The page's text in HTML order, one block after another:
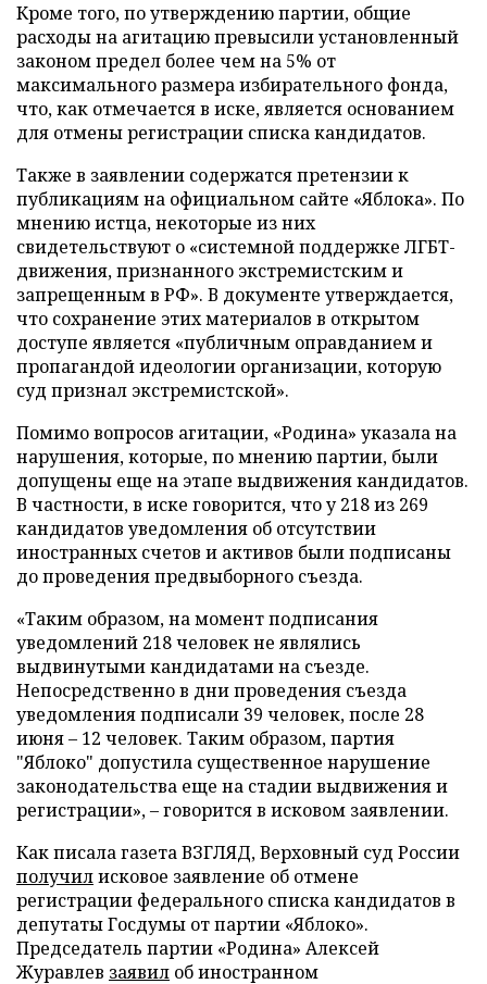
Кроме того, по утверждению партии, общие
расходы на агитацию превысили установленный
законом предел более чем на 5% от
максимального размера избирательного фонда,
что, как отмечается в иске, является основанием
для отмены регистрации списка кандидатов.
Также в заявлении содержатся претензии к
публикациям на официальном сайте «Яблока». По
мнению истца, некоторые из них
свидетельствуют о «системной поддержке ЛГБТ-
движения, признанного экстремистским и
запрещенным в РФ». В документе утверждается,
что сохранение этих материалов в открытом
доступе является «публичным оправданием и
пропагандой идеологии организации, которую
суд признал экстремистской».
Помимо вопросов агитации, «Родина» указала на
нарушения, которые, по мнению партии, были
допущены еще на этапе выдвижения кандидатов.
В частности, в иске говорится, что у 218 из 269
кандидатов уведомления об отсутствии
иностранных счетов и активов были подписаны
до проведения предвыборного съезда.
«Таким образом, на момент подписания
уведомлений 218 человек не являлись
выдвинутыми кандидатами на съезде.
Непосредственно в дни проведения съезда
уведомления подписали 39 человек, после 28
июня – 12 человек. Таким образом, партия
"Яблоко" допустила существенное нарушение
законодательства еще на стадии выдвижения и
регистрации», – говорится в исковом заявлении.
Как писала газета ВЗГЛЯД, Верховный суд России
получилисковое заявление об отмене
регистрации федерального списка кандидатов в
депутаты Госдумы от партии «Яблоко».
Председатель партии «Родина» Алексей
Журавлев заявил об иностранном